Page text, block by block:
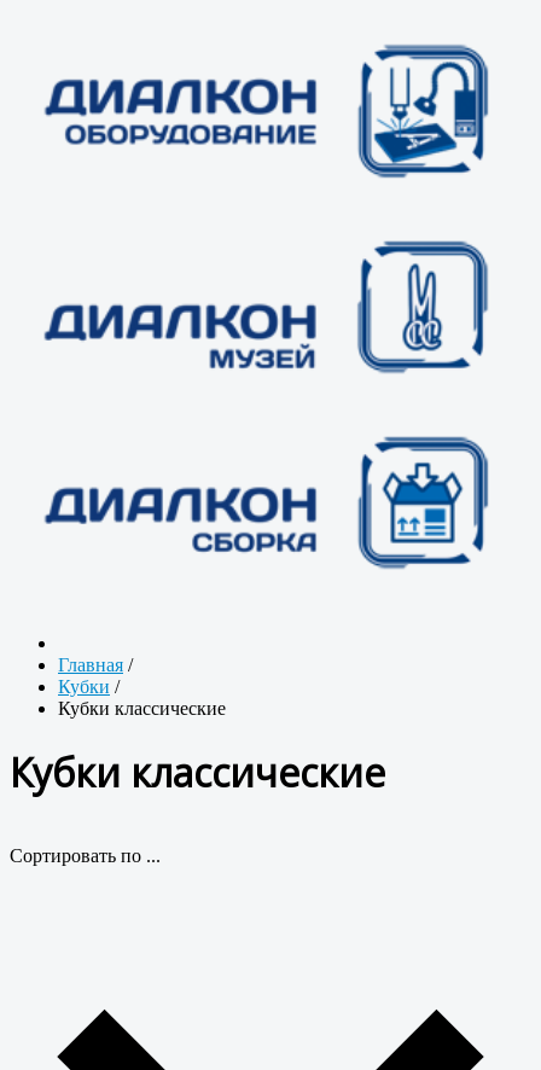
Главная /
Кубки /
Кубки классические
Кубки классические
Сортировать по ...